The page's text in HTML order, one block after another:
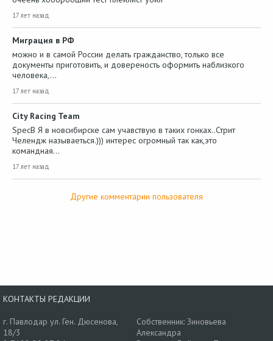
17 лет назад
Миграция в РФ
можно и в самой России делать гражданство, только все
документы приготовить, и довереность оформить наблизкого
человека,…
17 лет назад
City Racing Team
SpecB Я в новсибирске сам учавствую в таких гонках..Стрит
Челендж называеться.))) интерес огромный так как,это
командная…
17 лет назад
Другие комментарии пользователя
КОНТАКТЫ РЕДАКЦИИ
г. Павлодар ул. Ген. Дюсенова,
18/3
Собственник: Зиновьева
Александра